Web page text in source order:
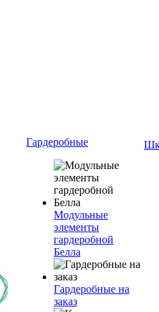
Гардеробные
Модульные
элементы
гардеробной
Белла
Гардеробные на
заказ